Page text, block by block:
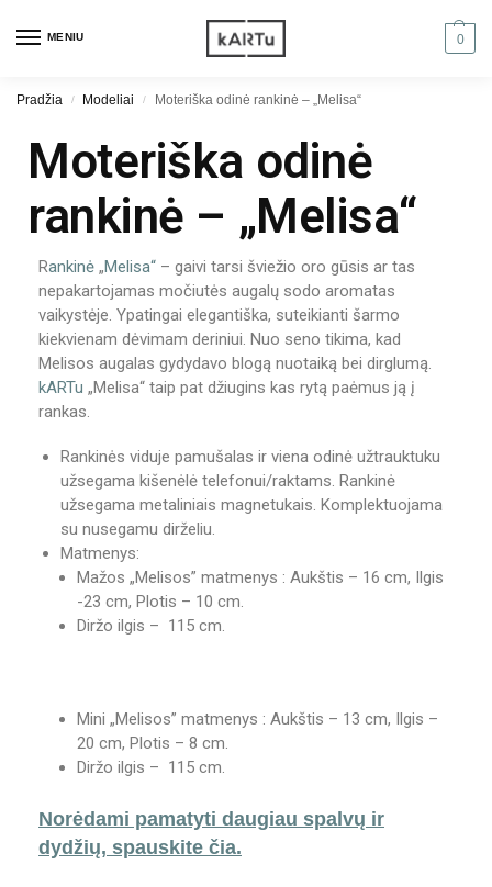
MENIU 0
Pradžia / Modeliai / Moteriška odinė rankinė – „Melisa“
Moteriška odinė
rankinė – „Melisa“
Rankinė „Melisa“ – gaivi tarsi šviežio oro gūsis ar tas
nepakartojamas močiutės augalų sodo aromatas
vaikystėje. Ypatingai elegantiška, suteikianti šarmo
kiekvienam dėvimam deriniui. Nuo seno tikima, kad
Melisos augalas gydydavo blogą nuotaiką bei dirglumą.
kARTu „Melisa“ taip pat džiugins kas rytą paėmus ją į
rankas.
Rankinės viduje pamušalas ir viena odinė užtrauktuku
užsegama kišenėlė telefonui/raktams. Rankinė
užsegama metaliniais magnetukais. Komplektuojama
su nusegamu dirželiu.
Matmenys:
Mažos „Melisos” matmenys : Aukštis – 16 cm, Ilgis
-23 cm, Plotis – 10 cm.
Diržo ilgis – 115 cm.
Mini „Melisos” matmenys : Aukštis – 13 cm, Ilgis –
20 cm, Plotis – 8 cm.
Diržo ilgis – 115 cm.
Norėdami pamatyti daugiau spalvų ir
dydžių, spauskite čia.